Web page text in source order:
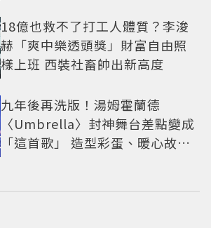
18億也救不了打工人體質？李浚
赫「爽中樂透頭獎」財富自由照
樣上班 西裝社畜帥出新高度
九年後再洗版！湯姆霍蘭德
〈Umbrella〉封神舞台差點變成
「這首歌」 造型彩蛋、暖心故事